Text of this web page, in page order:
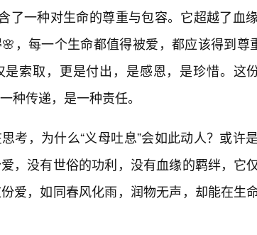
了一种对生命的尊重与包容。它超越了血
，每一个生命都值得被爱，都应该得到尊
索取，更是付出，是感恩，是珍惜。这
种传递，是一种责任。
考，为什么“义母吐息”会如此动人？或许
，没有世俗的功利，没有血缘的羁绊，它
爱，如同春风化雨，润物无声，却能在生